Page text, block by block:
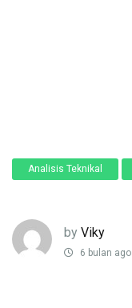
Analisis Teknikal
by Viky
6 bulan ago